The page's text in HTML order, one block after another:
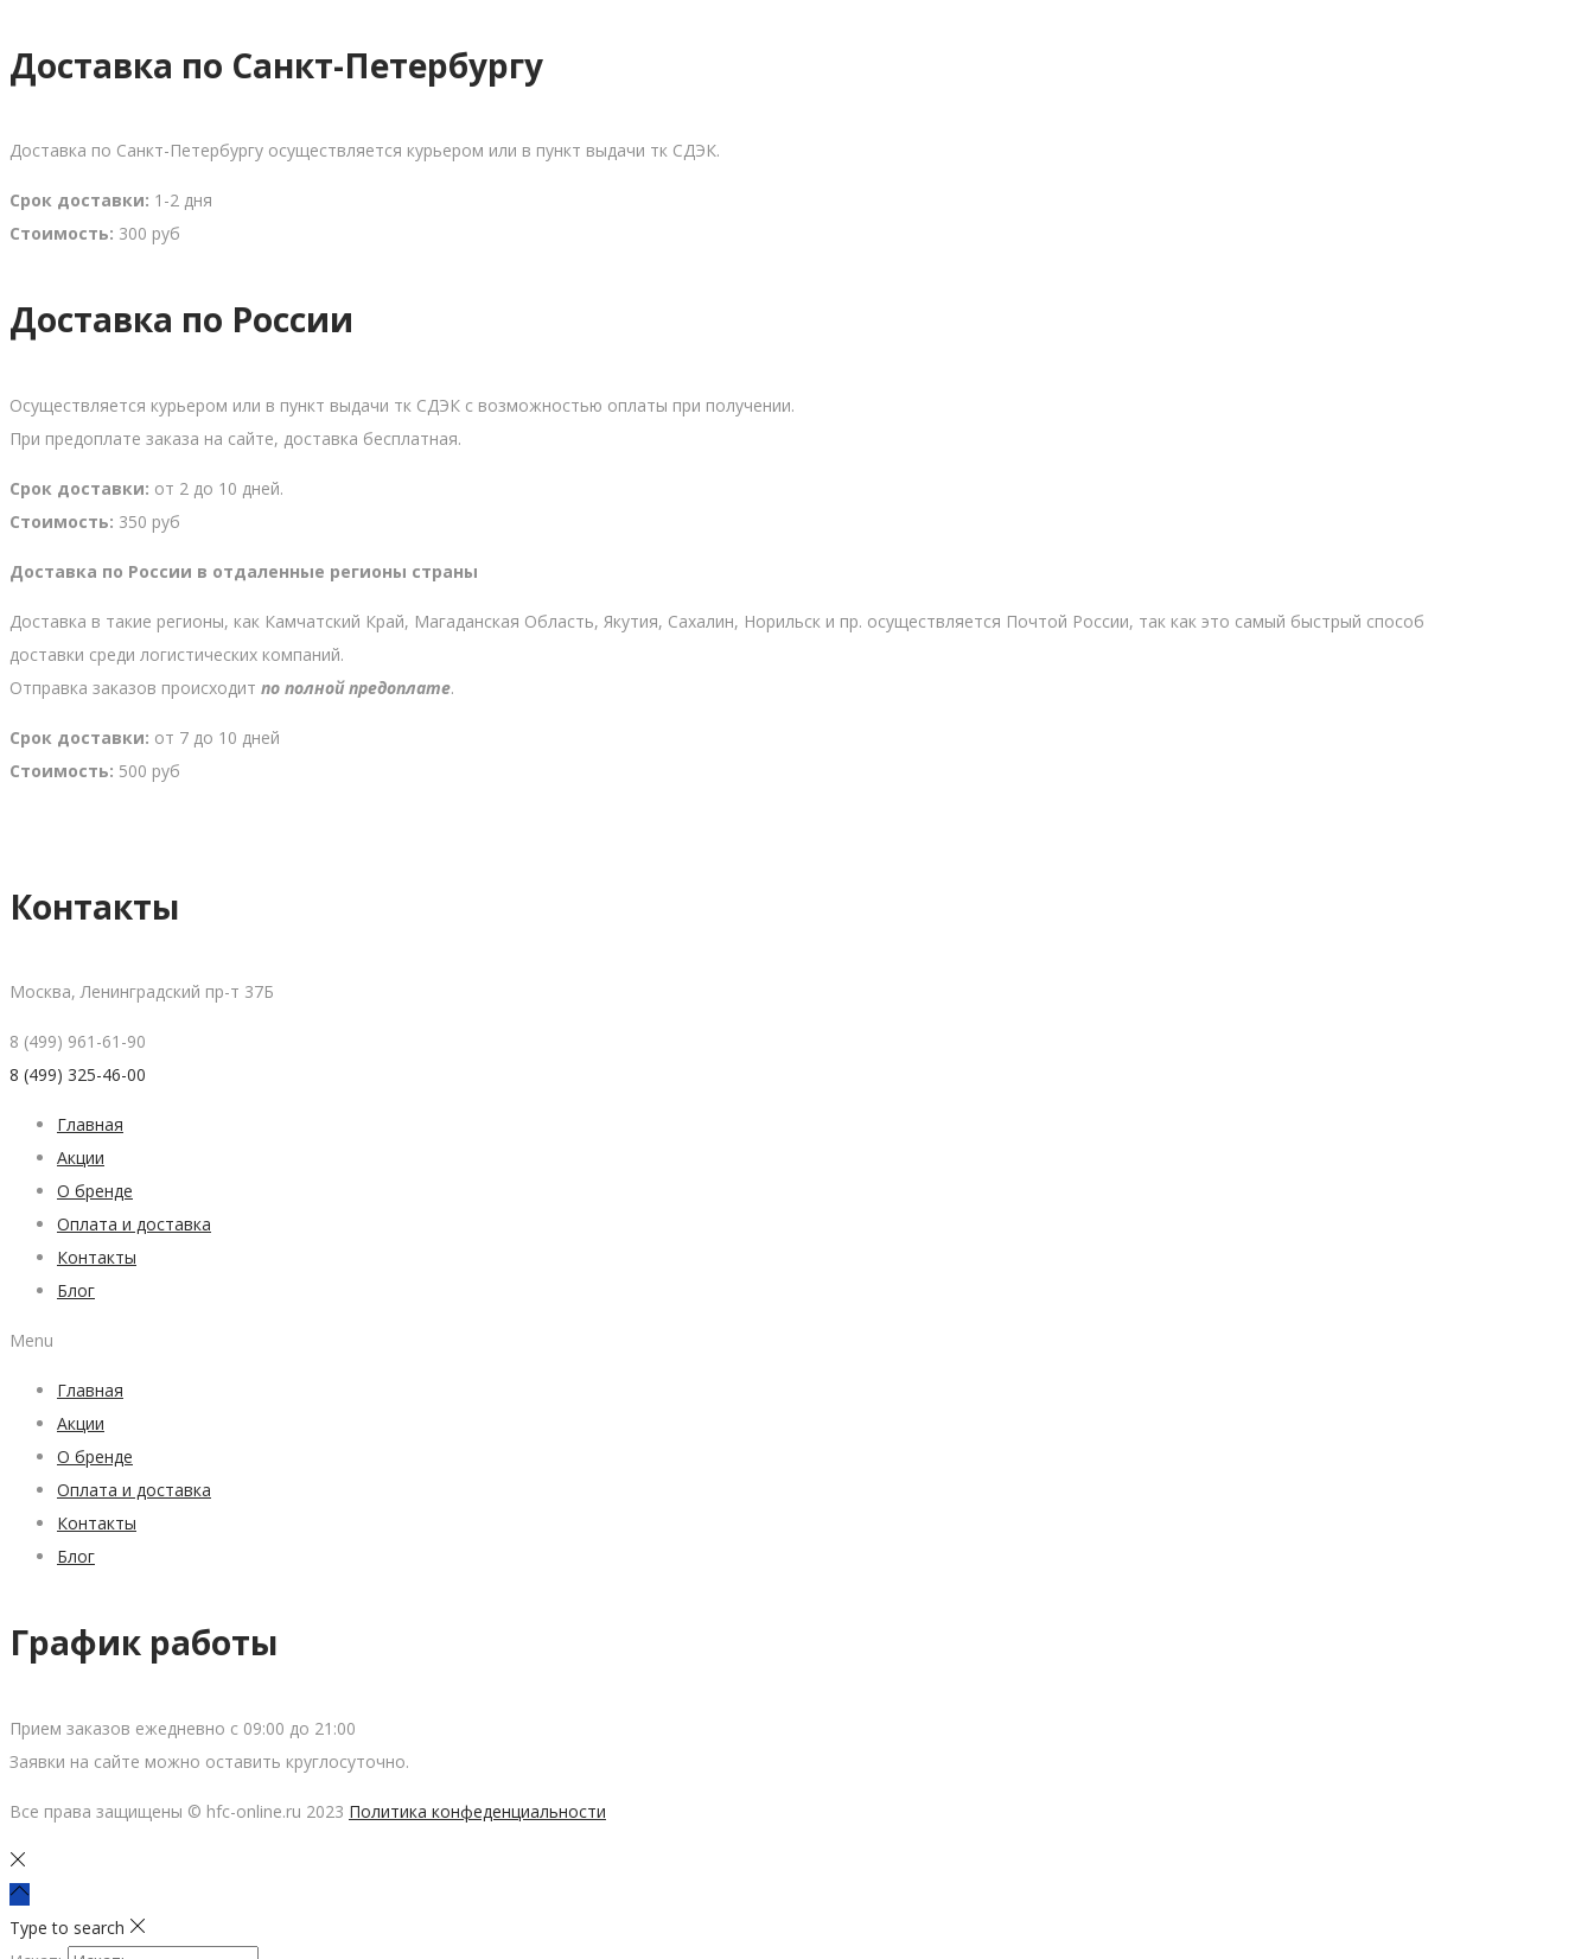
Доставка по Санкт-Петербургу
Доставка по Санкт-Петербургу осуществляется курьером или в пункт выдачи тк СДЭК.
Срок доставки: 1-2 дня
Стоимость: 300 руб
Доставка по России
Осуществляется курьером или в пункт выдачи тк СДЭК с возможностью оплаты при получении.
При предоплате заказа на сайте, доставка бесплатная.
Срок доставки: от 2 до 10 дней.
Стоимость: 350 руб
Доставка по России в отдаленные регионы страны
Доставка в такие регионы, как Камчатский Край, Магаданская Область, Якутия, Сахалин, Норильск и пр. осуществляется Почтой России, так как это самый быстрый способ
доставки среди логистических компаний.
Отправка заказов происходит по полной предоплате.
Срок доставки: от 7 до 10 дней
Стоимость: 500 руб
Контакты
Москва, Ленинградский пр-т 37Б
8 (499) 961-61-90
8 (499) 325-46-00
Главная
Акции
О бренде
Оплата и доставка
Контакты
Блог
Menu
Главная
Акции
О бренде
Оплата и доставка
Контакты
Блог
График работы
Прием заказов ежедневно с 09:00 до 21:00
Заявки на сайте можно оставить круглосуточно.
Все права защищены © hfc-online.ru 2023 Политика конфеденциальности
Type to search